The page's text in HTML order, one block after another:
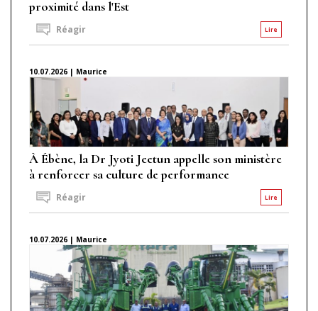
proximité dans l'Est
Lire
Réagir
10.07.2026 | Maurice
À Ébène, la Dr Jyoti Jeetun appelle son ministère
à renforcer sa culture de performance
Lire
Réagir
10.07.2026 | Maurice